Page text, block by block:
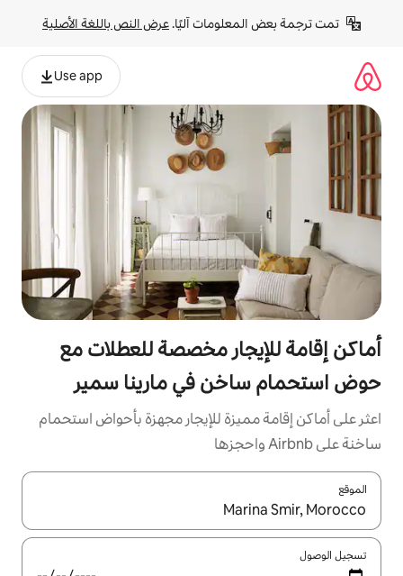
آليًا. عرض النص باللغة الأصلية
مخصصة للعطلات مع
في مارينا سمير
للإيجار مجهزة بأحواض استحمام
باستخدام السهمين لأعلى ولأسفل أو استكشف عن طريق اللمس أو السحب.